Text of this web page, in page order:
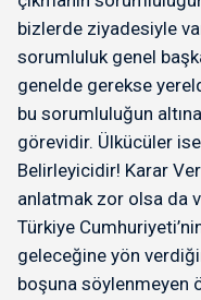
bizlerde ziyadesiyle
sorumluluk genel
genelde gerekse
bu sorumluluğun
görevidir. Ülkücüler
Belirleyicidir! Karar
anlatmak zor olsa da
Türkiye
geleceğine yön
boşuna söylenmeyen